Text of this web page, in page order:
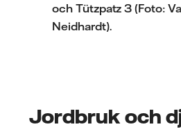
och Tützpatz 3 (Foto:
Neidhardt).
Jordbruk och